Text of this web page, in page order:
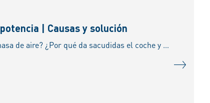
| Causas y solución
¿Qué significan los avisos de avería P1444 y P16786? ¿Están relacionados con el sensor de masa de aire? ¿Por qué da sacudidas el coche y se produce pérdida de potencia? Aquí averiguará